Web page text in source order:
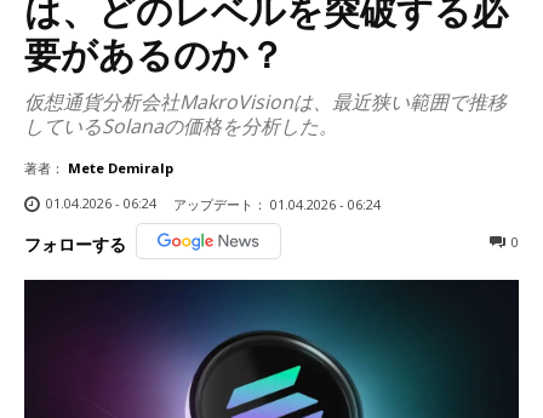
は、どのレベルを突破する必
要があるのか？
仮想通貨分析会社MakroVisionは、最近狭い範囲で推移
しているSolanaの価格を分析した。
著者： Mete Demiralp
01.04.2026 - 06:24
アップデート： 01.04.2026 - 06:24
フォローする 0